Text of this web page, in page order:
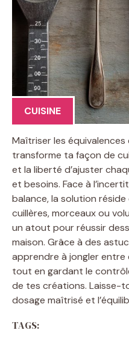
CUISINE
Maîtriser les équivalences
transforme ta façon de
et la liberté d’ajuster
et besoins. Face à
balance, la solution
cuillères, morceaux ou
un atout pour réussir
maison. Grâce à des
apprendre à jongler
tout en gardant le
de tes créations. Laisse-
dosage maîtrisé et
TAGS: